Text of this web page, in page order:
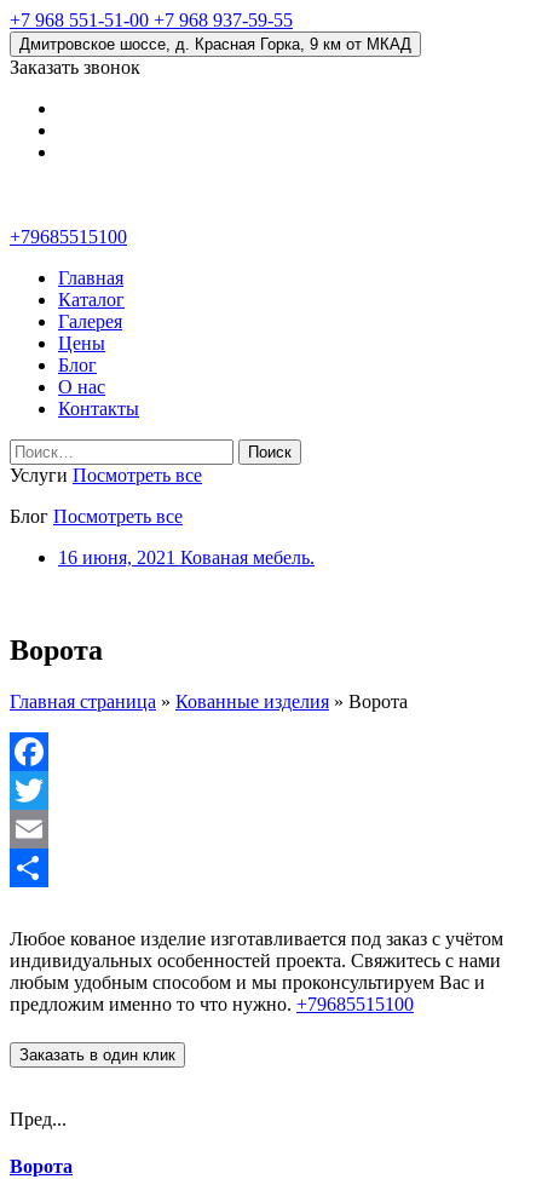
+7 968 551-51-00 +7 968 937-59-55
Дмитровское шоссе, д. Красная Горка, 9 км от МКАД
Заказать звонок
+79685515100
Главная
Каталог
Галерея
Цены
Блог
О нас
Контакты
Найти:
Услуги Посмотреть все
Блог Посмотреть все
16 июня, 2021 Кованая мебель.
Ворота
Главная страница » Кованные изделия » Ворота
Facebook
Twitter
Email
Любое кованое изделие изготавливается под заказ с учётом
индивидуальных особенностей проекта. Свяжитесь с нами
любым удобным способом и мы проконсультируем Вас и
предложим именно то что нужно. +79685515100
Заказать в один клик
Пред...
Ворота